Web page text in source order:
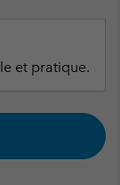
et pratique.